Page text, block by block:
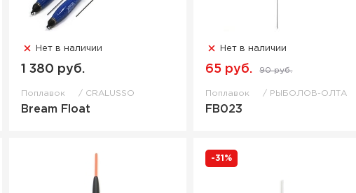
Нет в наличии
1 380 руб.
Поплавок CRALUSSO
Bream Float
Нет в наличии
65 руб. 90 руб.
Поплавок РЫБОЛОВ-ОЛТА
FB023
-31%